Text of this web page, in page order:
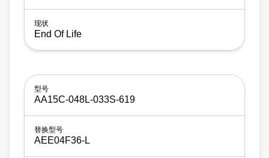
End Of Life
AA15C-048L-033S-619
AEE04F36-L